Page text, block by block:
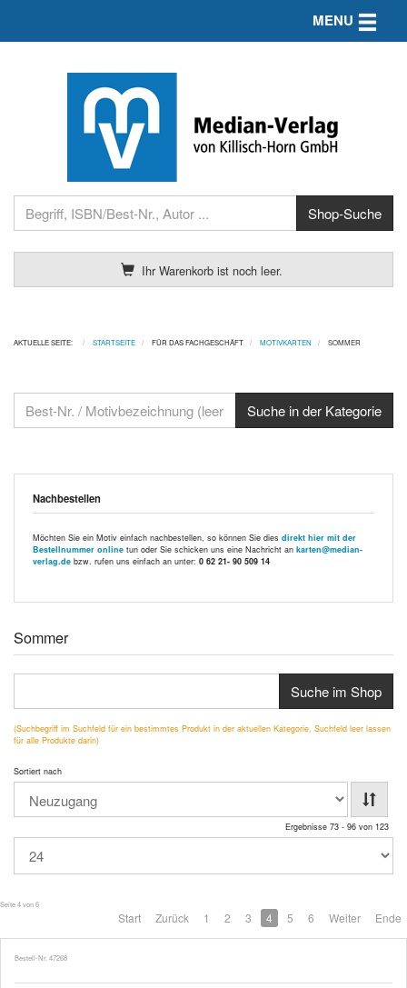
Ihr Warenkorb ist noch leer.
MENU Toggle
AKTUELLE SEITE: STARTSEITE FÜR DAS FACHGESCHÄFT MOTIVKARTEN SOMMER
Nachbestellen
Möchten Sie ein Motiv einfach nachbestellen, so können Sie dies direkt hier mit der
Bestellnummer online tun oder Sie schicken uns eine Nachricht an karten@median-
verlag.de bzw. rufen uns einfach an unter: 0 62 21- 90 509 14
Sommer
Suche im Shop
(Suchbegriff im Suchfeld für ein bestimmtes Produkt in der aktuellen Kategorie, Suchfeld leer lassen
für alle Produkte darin)
Sortiert nach
Ergebnisse 73 - 96 von 123
Seite 4 von 6
Start Zurück 1 2 3 4 5 6 Weiter Ende
Bestell-Nr. 47268